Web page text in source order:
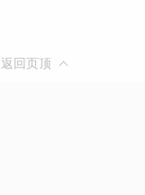
返回页顶